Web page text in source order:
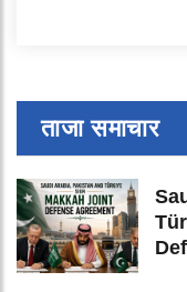
ताजा समाचार